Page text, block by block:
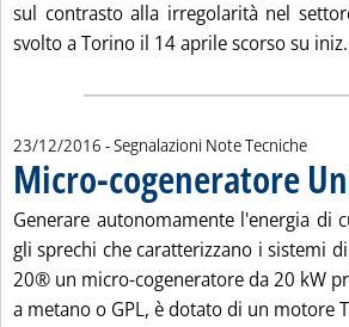
sul contrasto alla irregolarità nel
svolto a Torino il 14 aprile scorso su
23/12/2016 - Segnalazioni Note Tecniche
Micro-cogeneratore
Generare autonomamente l'energia di
gli sprechi che caratterizzano i sistemi
20® un micro-cogeneratore da 20 kW
a metano o GPL, è dotato di un motore